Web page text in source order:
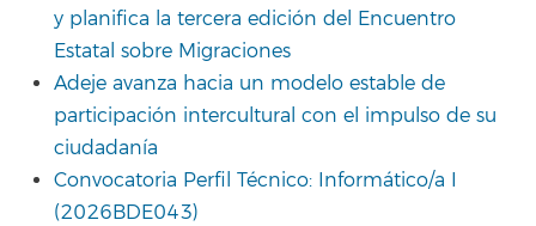
y planifica la tercera edición del Encuentro
Estatal sobre Migraciones
Adeje avanza hacia un modelo estable de
participación intercultural con el impulso de su
ciudadanía
Convocatoria Perfil Técnico: Informático/a I
(2026BDE043)